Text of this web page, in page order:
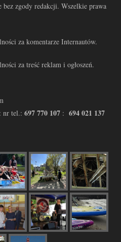
zgody redakcji. Wszelkie prawa
za komentarze Internautów.
za treść reklam i ogłoszeń.
nr tel.: 697 770 107 : 694 021 137